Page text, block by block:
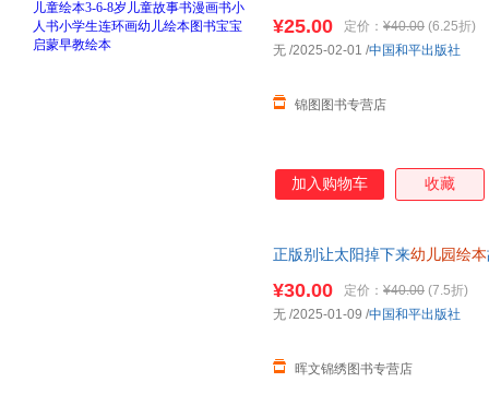
¥25.00 定价： ¥40.00 (6.25折)
锦图图书专营店
无 /2025-02-01 /中国和平出版社
加入购物车 收藏
正版别让太阳掉下来幼儿园绘本
¥30.00 定价： ¥40.00 (7.5折)
晖文锦绣图书专营店
无 /2025-01-09 /中国和平出版社